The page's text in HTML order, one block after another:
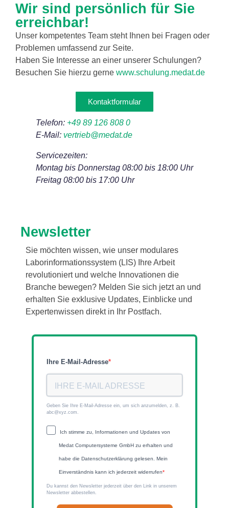
Wir sind persönlich für Sie
erreichbar!
Unser kompetentes Team steht Ihnen bei Fragen oder
Problemen umfassend zur Seite.
Haben Sie Interesse an einer unserer Schulungen?
Besuchen Sie hierzu gerne www.schulung.medat.de
Kontaktformular
Telefon: +49 89 126 808 0
E-Mail: vertrieb@medat.de
Servicezeiten:
Montag bis Donnerstag 08:00 bis 18:00 Uhr
Freitag 08:00 bis 17:00 Uhr
Newsletter
Sie möchten wissen, wie unser modulares
Laborinformationssystem (LIS) Ihre Arbeit
revolutioniert und welche Innovationen die
Branche bewegen? Melden Sie sich jetzt an und
erhalten Sie exklusive Updates, Einblicke und
Expertenwissen direkt in Ihr Postfach.
Ihre E-Mail-Adresse
Geben Sie Ihre E-Mail-Adresse ein, um sich anzumelden, z. B.
abc@xyz.com.
Ich stimme zu, Informationen und Updates von
Medat Computersysteme GmbH zu erhalten und
habe die Datenschutzerklärung gelesen. Mein
Einverständnis kann ich jederzeit widerrufen
Du kannst den Newsletter jederzeit über den Link in unserem
Newsletter abbestellen.